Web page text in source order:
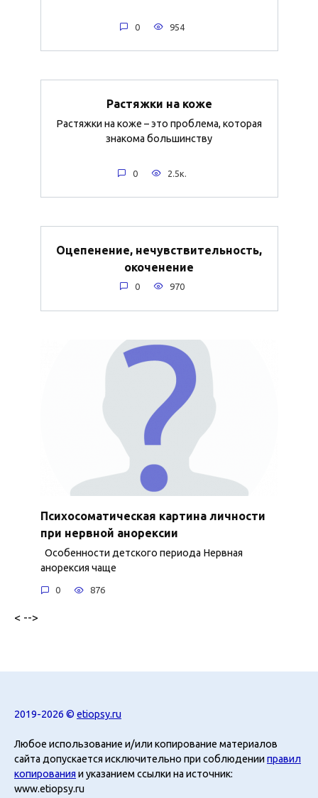
0 954
Растяжки на коже
Растяжки на коже – это проблема, которая
знакома большинству
0 2.5к.
Оцепенение, нечувствительность,
окоченение
0 970
Психосоматическая картина личности
при нервной анорексии
Особенности детского периода Нервная
анорексия чаще
0 876
< -->
2019-2026 © etiopsy.ru
Любое использование и/или копирование материалов
сайта допускается исключительно при соблюденииправил
копирования и указанием ссылки на источник:
www.etiopsy.ru